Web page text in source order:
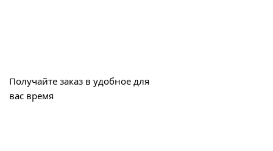
Получайте заказ в удобное для
вас время